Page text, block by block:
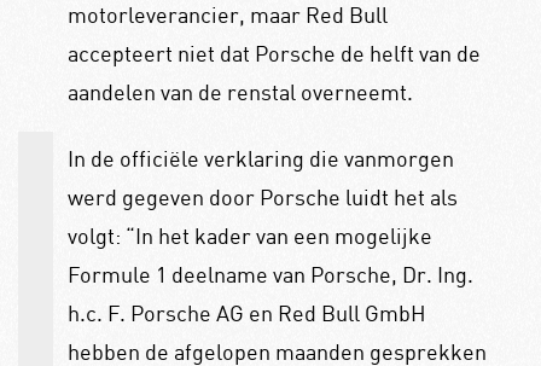
motorleverancier, maar Red Bull
accepteert niet dat Porsche de helft van de
aandelen van de renstal overneemt.
In de officiële verklaring die vanmorgen
werd gegeven door Porsche luidt het als
volgt: “In het kader van een mogelijke
Formule 1 deelname van Porsche, Dr. Ing.
h.c. F. Porsche AG en Red Bull GmbH
hebben de afgelopen maanden gesprekken